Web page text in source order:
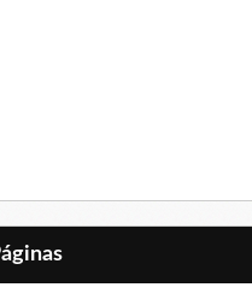
Páginas